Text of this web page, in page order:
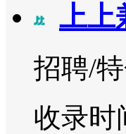
上上
招聘/
收录时